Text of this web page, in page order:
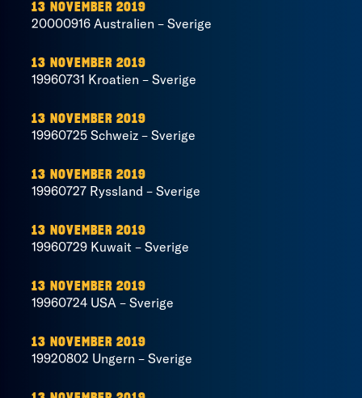
13 NOVEMBER 2019
20000916 Australien – Sverige
13 NOVEMBER 2019
19960731 Kroatien – Sverige
13 NOVEMBER 2019
19960725 Schweiz – Sverige
13 NOVEMBER 2019
19960727 Ryssland – Sverige
13 NOVEMBER 2019
19960729 Kuwait – Sverige
13 NOVEMBER 2019
19960724 USA – Sverige
13 NOVEMBER 2019
19920802 Ungern – Sverige